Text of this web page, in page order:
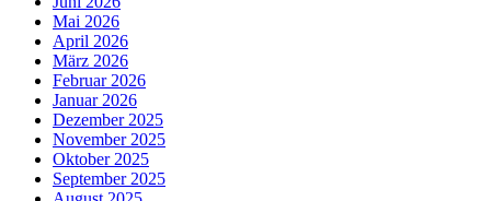
Mai 2026
April 2026
März 2026
Februar 2026
Januar 2026
Dezember 2025
November 2025
Oktober 2025
September 2025